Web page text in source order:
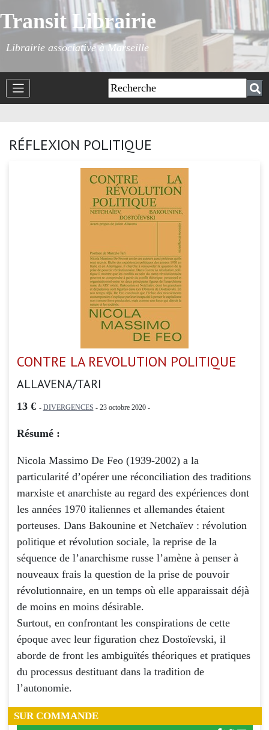
Transit Librairie
Librairie associative à Marseille
RÉFLEXION POLITIQUE
CONTRE LA REVOLUTION POLITIQUE
ALLAVENA/TARI
13 € - DIVERGENCES - 23 octobre 2020 -
Résumé :
Nicola Massimo De Feo (1939-2002) a la
particularité d’opérer une réconciliation des traditions
marxiste et anarchiste au regard des expériences dont
les années 1970 italiennes et allemandes étaient
porteuses. Dans Bakounine et Netchaïev : révolution
politique et révolution sociale, la reprise de la
séquence de l’anarchisme russe l’amène à penser à
nouveaux frais la question de la prise de pouvoir
révolutionnaire, en un temps où elle apparaissait déjà
de moins en moins désirable.
Surtout, en confrontant les conspirations de cette
époque avec leur figuration chez Dostoïevski, il
aborde de front les ambiguïtés théoriques et pratiques
du processus destituant dans la tradition de
l’autonomie.
SUR COMMANDE